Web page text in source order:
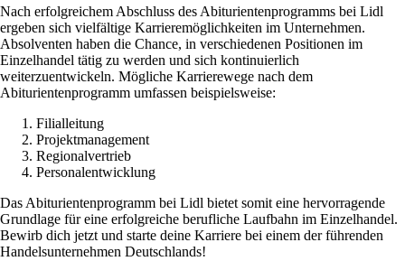
Nach erfolgreichem Abschluss des Abiturientenprogramms bei Lidl
ergeben sich vielfältige Karrieremöglichkeiten im Unternehmen.
Absolventen haben die Chance, in verschiedenen Positionen im
Einzelhandel tätig zu werden und sich kontinuierlich
weiterzuentwickeln. Mögliche Karrierewege nach dem
Abiturientenprogramm umfassen beispielsweise:
Filialleitung
Projektmanagement
Regionalvertrieb
Personalentwicklung
Das Abiturientenprogramm bei Lidl bietet somit eine hervorragende
Grundlage für eine erfolgreiche berufliche Laufbahn im Einzelhandel.
Bewirb dich jetzt und starte deine Karriere bei einem der führenden
Handelsunternehmen Deutschlands!